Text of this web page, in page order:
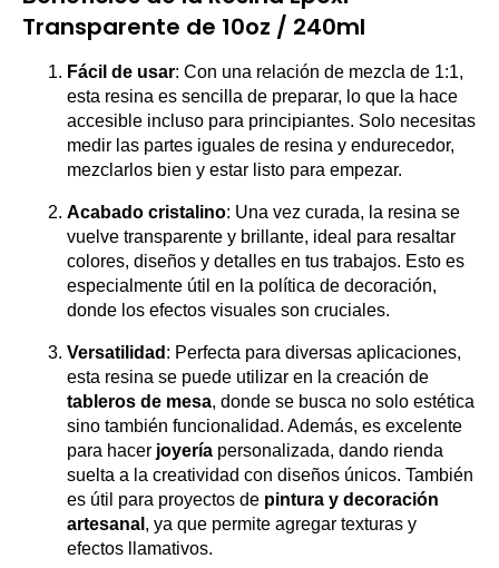
Transparente de 10oz / 240ml
Fácil de usar: Con una relación de mezcla de 1:1,
esta resina es sencilla de preparar, lo que la hace
accesible incluso para principiantes. Solo necesitas
medir las partes iguales de resina y endurecedor,
mezclarlos bien y estar listo para empezar.
Acabado cristalino: Una vez curada, la resina se
vuelve transparente y brillante, ideal para resaltar
colores, diseños y detalles en tus trabajos. Esto es
especialmente útil en la política de decoración,
donde los efectos visuales son cruciales.
Versatilidad : Perfecta para diversas aplicaciones,
esta resina se puede utilizar en la creación de
tableros de mesa, donde se busca no solo estética
sino también funcionalidad. Además, es excelente
para hacer joyería personalizada, dando rienda
suelta a la creatividad con diseños únicos. También
es útil para proyectos de pintura y decoración
artesanal , ya que permite agregar texturas y
efectos llamativos.